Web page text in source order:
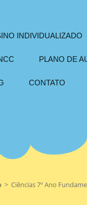
INDIVIDUALIZADO
PLANO DE
CONTATO
> Ciências 7º Ano